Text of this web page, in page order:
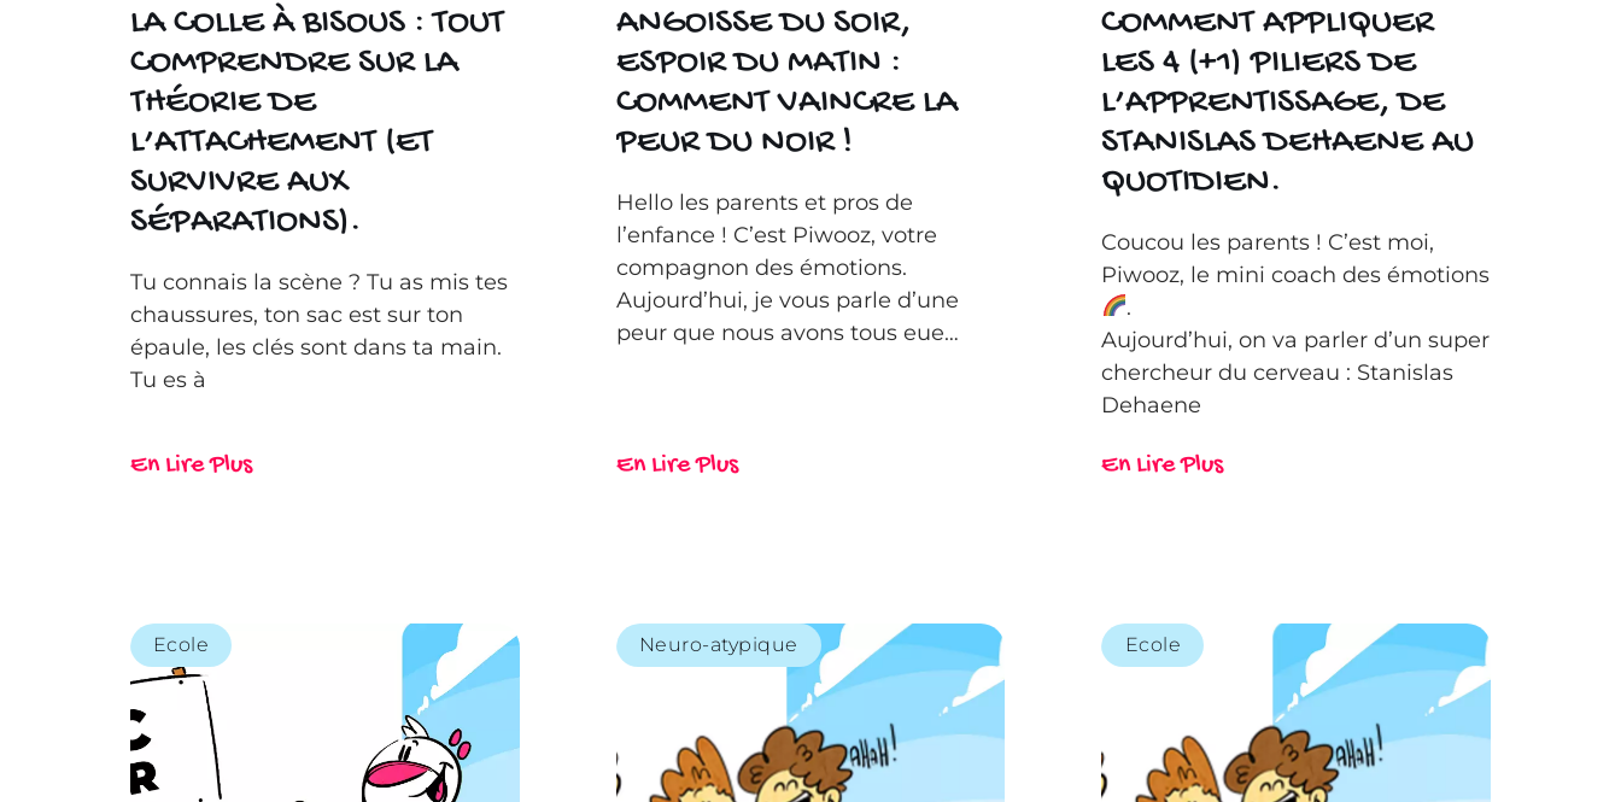
LA COLLE À BISOUS : TOUT
COMPRENDRE SUR LA
THÉORIE DE
L’ATTACHEMENT (ET
SURVIVRE AUX
SÉPARATIONS).
Tu connais la scène ? Tu as mis tes
chaussures, ton sac est sur ton
épaule, les clés sont dans ta main.
Tu es à
En Lire Plus
ANGOISSE DU SOIR,
ESPOIR DU MATIN :
COMMENT VAINCRE LA
PEUR DU NOIR !
Hello les parents et pros de
l’enfance ! C’est Piwooz, votre
compagnon des émotions.
Aujourd’hui, je vous parle d’une
peur que nous avons tous eue…
En Lire Plus
COMMENT APPLIQUER
LES 4 (+1) PILIERS DE
L’APPRENTISSAGE, DE
STANISLAS DEHAENE AU
QUOTIDIEN.
Coucou les parents ! C’est moi,
Piwooz, le mini coach des émotions
.
Aujourd’hui, on va parler d’un super
chercheur du cerveau : Stanislas
Dehaene
En Lire Plus
Ecole Neuro-atypique Ecole